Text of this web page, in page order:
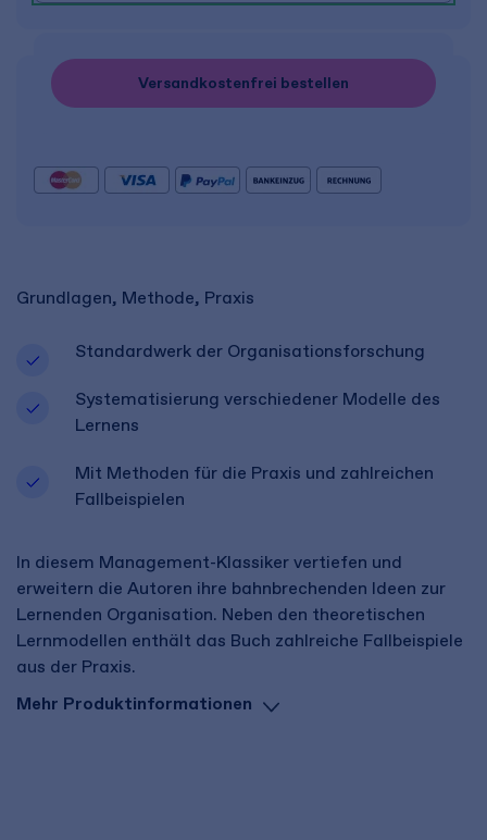
Grundlagen, Methode, Praxis
Standardwerk der Organisationsforschung
Systematisierung verschiedener Modelle des
Lernens
Mit Methoden für die Praxis und zahlreichen
Fallbeispielen
In diesem Management-Klassiker vertiefen und
erweitern die Autoren ihre bahnbrechenden Ideen zur
Lernenden Organisation. Neben den theoretischen
Lernmodellen enthält das Buch zahlreiche Fallbeispiele
aus der Praxis.
Mehr Produktinformationen
Versandkostenfrei bestellen